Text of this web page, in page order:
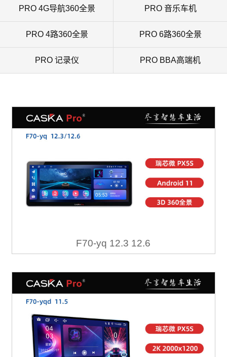
PRO 4G导航360全景 PRO 音乐车机
PRO 4路360全景 PRO 6路360全景
PRO 记录仪 PRO BBA高端机
F70-yq 12.3 12.6